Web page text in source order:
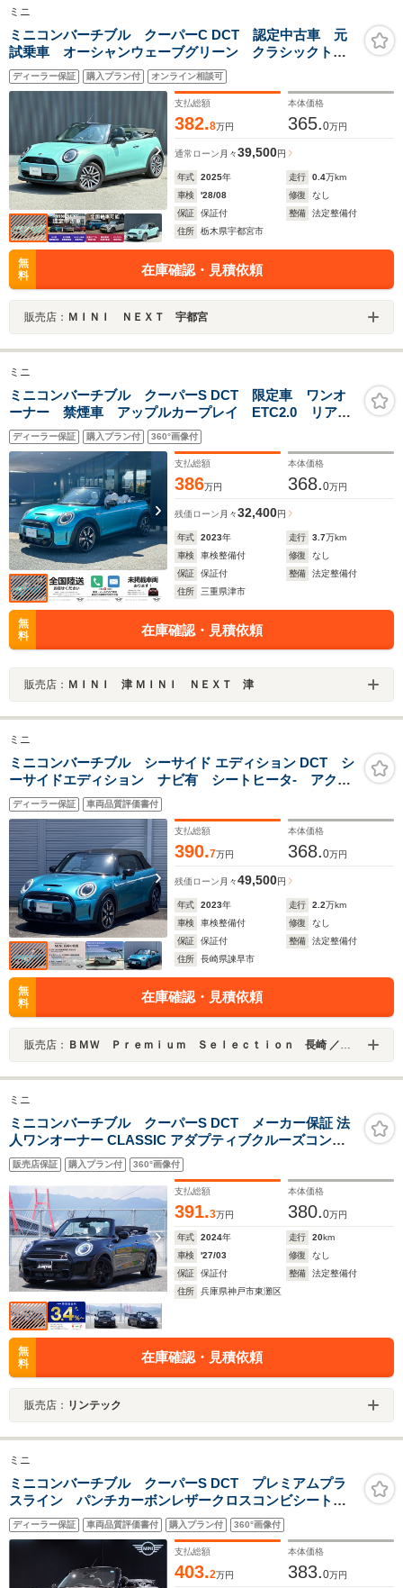
ミニ
ミニコンバーチブル クーパーC DCT 認定中古車 元
試乗車 オーシャンウェーブグリーン クラシックトリ
ム
ディーラー保証 購入プラン付 オンライン相談可
支払総額
382.8万円
本体価格
365.0万円
通常ローン 月々39,500円
年式 2025年 走行 0.4万km
車検
'28/08 修復
なし
保証
保証付 整備
法定整備付
住所
栃木県宇都宮市
無
料
在庫確認・見積依頼
販売店： ＭＩＮＩ ＮＥＸＴ 宇都宮
ミニ
ミニコンバーチブル クーパーS DCT 限定車 ワンオ
ーナー 禁煙車 アップルカープレイ ETC2.0 リアカ
メラ PDC前後 レザーシート シートヒーター 衝突
軽減ブレーキ ワイヤレスチャージ デジタルメータ
ー ドラレコ ウィンドディフレクター
ディーラー保証 購入プラン付 360°画像付
支払総額
386万円
本体価格
368.0万円
残価ローン 月々32,400円
年式 2023年 走行 3.7万km
車検
車検整備付 修復
なし
保証
保証付 整備
法定整備付
住所
三重県津市
無
料
在庫確認・見積依頼
販売店： ＭＩＮＩ 津 ＭＩＮＩ ＮＥＸＴ 津
ミニ
ミニコンバーチブル シーサイド エディション DCT シ
ーサイドエディション ナビ有 シートヒータ‐ アクテ
ィブクルーズコントロール 2年保証付
ディーラー保証 車両品質評価書付
支払総額
390.7万円
本体価格
368.0万円
残価ローン 月々49,500円
年式 2023年 走行 2.2万km
車検
車検整備付 修復
なし
保証
保証付 整備
法定整備付
住所
長崎県諫早市
無
料
在庫確認・見積依頼
販売店： ＢＭＷ Ｐｒｅｍｉｕｍ Ｓｅｌｅｃｔｉｏｎ 長崎 ／ＭＩＮＩ ＮＥＸＴ 長崎／（株）ＭＡＴＳＵＦＵＪＩ
ミニ
ミニコンバーチブル クーパーS DCT メーカー保証 法
人ワンオーナー CLASSIC アダプティブクルーズコント
ロール 前席シートヒーター 純正17インチアルミホイール
インテリジェントセーフティ(衝突警告ブレーキ/歩行者警
告ブレーキ/車線逸脱警告)
販売店保証 購入プラン付 360°画像付
支払総額
391.3万円
本体価格
380.0万円
年式 2024年 走行 20km
車検
'27/03 修復
なし
保証
保証付 整備
法定整備付
住所
兵庫県神戸市東灘区
無
料
在庫確認・見積依頼
販売店： リンテック
ミニ
ミニコンバーチブル クーパーS DCT プレミアムプラ
スライン パンチカーボンレザークロスコンビシート
ランフラットタイヤ ユアーズソフトトップ クラシッ
クトリム ウィンドディフレクター 18AW ACC イン
テリジェントセーフティ 置き型充電
ディーラー保証 車両品質評価書付 購入プラン付 360°画像付
支払総額
403.2万円
本体価格
383.0万円